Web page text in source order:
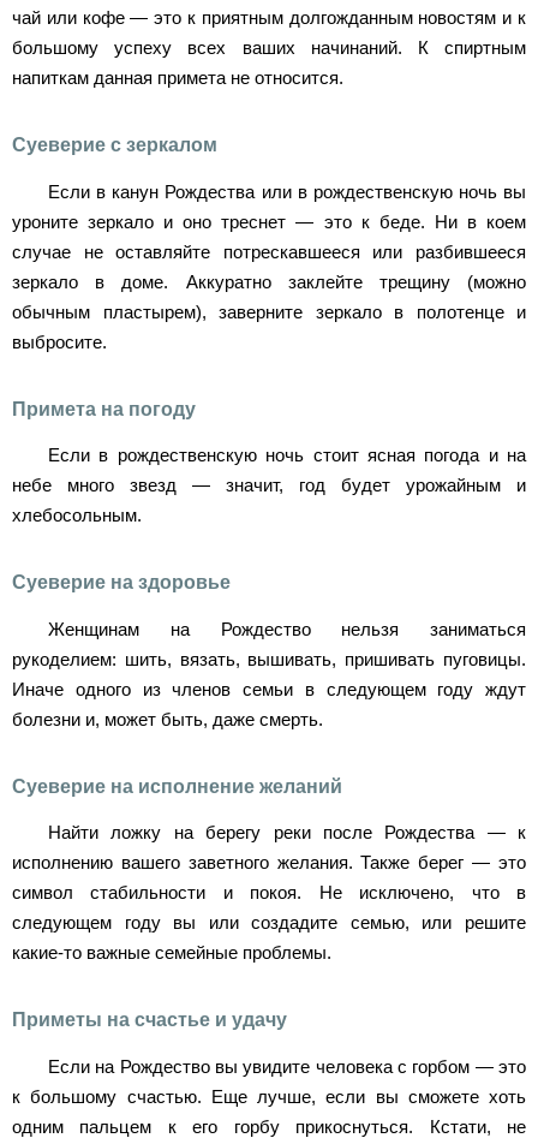
чай или кофе — это к приятным долгожданным новостям и к
большому успеху всех ваших начинаний. К спиртным
напиткам данная примета не относится.
Суеверие с зеркалом
Если в канун Рождества или в рождественскую ночь вы
уроните зеркало и оно треснет — это к беде. Ни в коем
случае не оставляйте потрескавшееся или разбившееся
зеркало в доме. Аккуратно заклейте трещину (можно
обычным пластырем), заверните зеркало в полотенце и
выбросите.
Примета на погоду
Если в рождественскую ночь стоит ясная погода и на
небе много звезд — значит, год будет урожайным и
хлебосольным.
Суеверие на здоровье
Женщинам на Рождество нельзя заниматься
рукоделием: шить, вязать, вышивать, пришивать пуговицы.
Иначе одного из членов семьи в следующем году ждут
болезни и, может быть, даже смерть.
Суеверие на исполнение желаний
Найти ложку на берегу реки после Рождества — к
исполнению вашего заветного желания. Также берег — это
символ стабильности и покоя. Не исключено, что в
следующем году вы или создадите семью, или решите
какие-то важные семейные проблемы.
Приметы на счастье и удачу
Если на Рождество вы увидите человека с горбом — это
к большому счастью. Еще лучше, если вы сможете хоть
одним пальцем к его горбу прикоснуться. Кстати, не